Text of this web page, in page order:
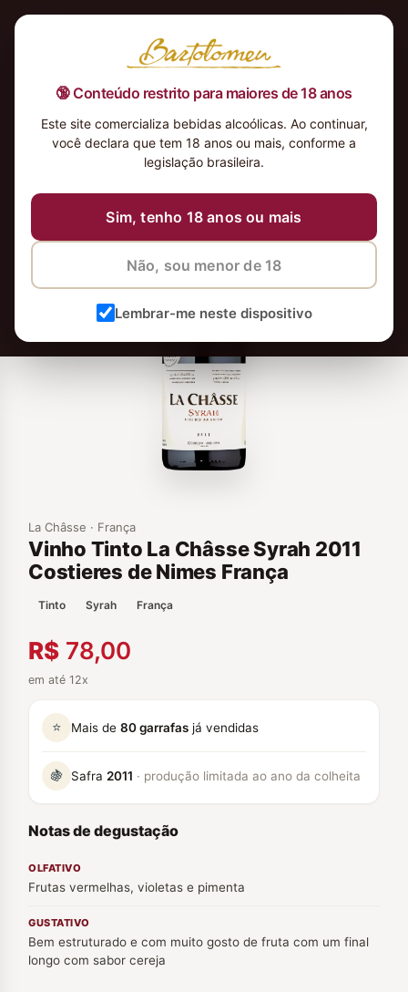
🔞 Conteúdo restrito para maiores de 18 anos
Este site comercializa bebidas alcoólicas. Ao continuar,
você declara que tem 18 anos ou mais, conforme a
legislação brasileira.
Sim, tenho 18 anos ou mais
Não, sou menor de 18
Lembrar-me neste dispositivo
La Châsse · França
Vinho Tinto La Châsse Syrah 2011
Costieres de Nimes França
Tinto Syrah França
R$ 78,00
em até 12x
⭐ Mais de 80 garrafas já vendidas
🍇 Safra 2011 · produção limitada ao ano da colheita
Notas de degustação
OLFATIVO
Frutas vermelhas, violetas e pimenta
GUSTATIVO
Bem estruturado e com muito gosto de fruta com um final
longo com sabor cereja